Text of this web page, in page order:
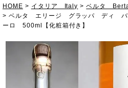
HOME イタリア Italy
ベルタ Berta
ベルタ エリージ グラッパ ディ バ
ーロ 500ml【化粧箱付き】